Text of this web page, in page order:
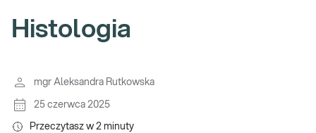
Histologia
mgr Aleksandra Rutkowska
25 czerwca 2025
Przeczytasz w 2 minuty